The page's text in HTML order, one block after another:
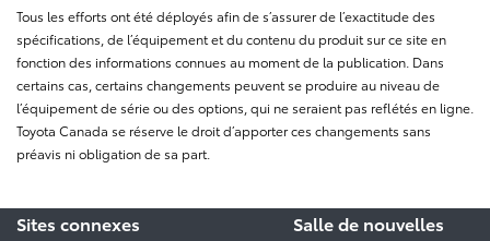
Tous les efforts ont été déployés afin de s’assurer de l’exactitude des
spécifications, de l’équipement et du contenu du produit sur ce site en
fonction des informations connues au moment de la publication. Dans
certains cas, certains changements peuvent se produire au niveau de
l’équipement de série ou des options, qui ne seraient pas reflétés en ligne.
Toyota Canada se réserve le droit d’apporter ces changements sans
préavis ni obligation de sa part.
Sites connexes
Salle de nouvelles